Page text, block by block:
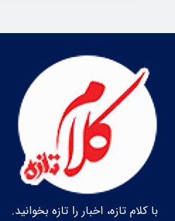
با کلام تازه، اخبار را تازه بخوانید.